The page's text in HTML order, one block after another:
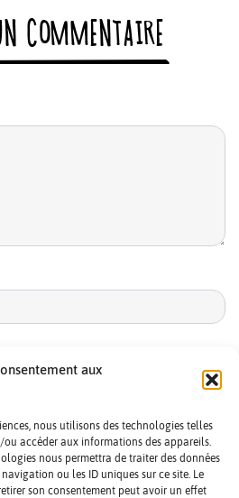
aux
nous utilisons des technologies telles
accéder aux informations des appareils.
nous permettra de traiter des données
ou les ID uniques sur ce site. Le
son consentement peut avoir un effet
COMMENTAIRE